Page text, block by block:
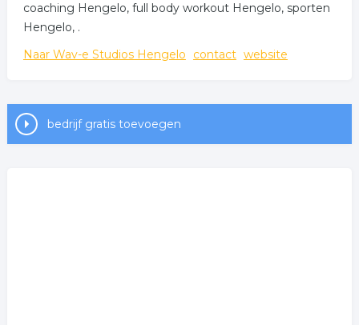
coaching Hengelo, full body workout Hengelo, sporten
Hengelo, .
Naar Wav-e Studios Hengelo
contact website
bedrijf gratis toevoegen